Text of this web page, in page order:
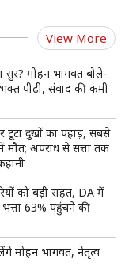
View More
सुर? मोहन भागवत बोले-
पीढ़ी, संवाद की कमी
टूटा दुखों का पहाड़, सबसे
अपराध से सत्ता तक
को बड़ी राहत, DA में
63% पहुंचने की
मोहन भागवत, नेतृत्व